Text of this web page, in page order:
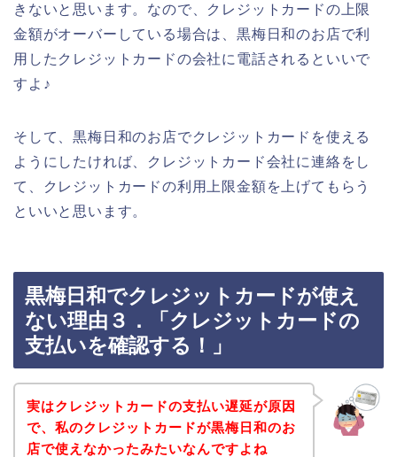
きないと思います。なので、クレジットカードの上限
金額がオーバーしている場合は、黒梅日和のお店で利
用したクレジットカードの会社に電話されるといいで
すよ♪
そして、黒梅日和のお店でクレジットカードを使える
ようにしたければ、クレジットカード会社に連絡をし
て、クレジットカードの利用上限金額を上げてもらう
といいと思います。
黒梅日和でクレジットカードが使え
ない理由３．「クレジットカードの
支払いを確認する！」
実はクレジットカードの支払い遅延が原因
で、私のクレジットカードが黒梅日和のお
店で使えなかったみたいなんですよね